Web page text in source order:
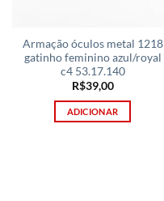
Armação óculos metal 1218
gatinho feminino azul/royal
c4 53.17.140
R$39,00
ADICIONAR